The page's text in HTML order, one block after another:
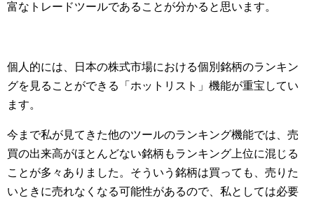
富なトレードツールであることが分かると思います。
個人的には、日本の株式市場における個別銘柄のランキン
グを見ることができる「ホットリスト」機能が重宝してい
ます。
今まで私が見てきた他のツールのランキング機能では、売
買の出来高がほとんどない銘柄もランキング上位に混じる
ことが多々ありました。そういう銘柄は買っても、売りた
いときに売れなくなる可能性があるので、私としては必要